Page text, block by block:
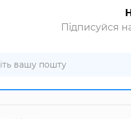
Підписуйся